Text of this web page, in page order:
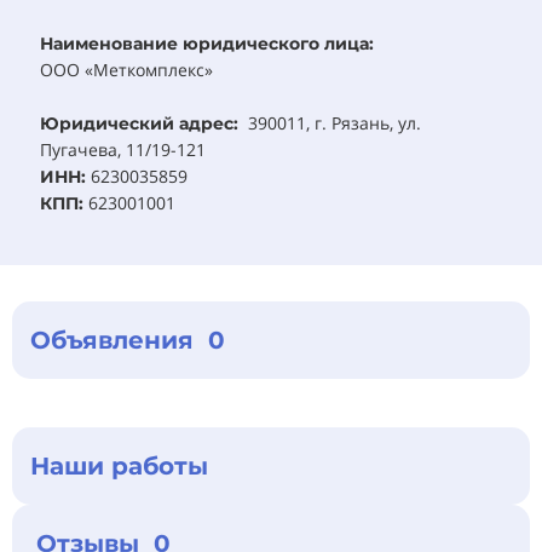
Наименование юридического лица:
ООО «Меткомплекс»
Юридический адрес: 390011, г. Рязань, ул.
Пугачева, 11/19-121
ИНН: 6230035859
КПП: 623001001
Объявления 0
Наши работы
Отзывы 0